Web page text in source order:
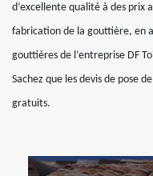
d’excellente qualité à des prix
fabrication de la gouttière, en
gouttières de l’entreprise DF
Sachez que les devis de pose
gratuits.